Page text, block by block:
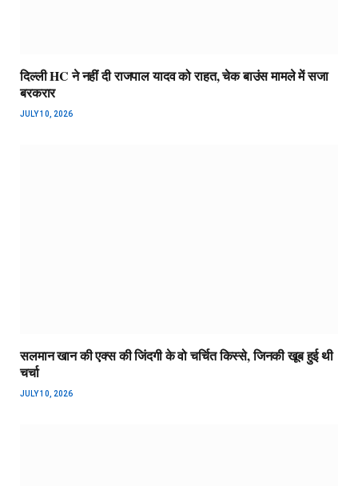
दिल्ली HC ने नहीं दी राजपाल यादव को राहत, चेक बाउंस मामले में सजा
बरकरार
JULY 10, 2026
सलमान खान की एक्स की जिंदगी के वो चर्चित किस्से, जिनकी खूब हुई थी
चर्चा
JULY 10, 2026